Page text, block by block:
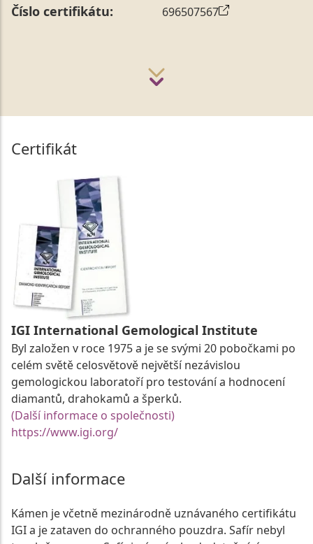
Číslo certifikátu: 696507567
Certifikát
IGI International Gemological Institute
Byl založen v roce 1975 a je se svými 20 pobočkami po
celém světě celosvětově největší nezávislou
gemologickou laboratoří pro testování a hodnocení
diamantů, drahokamů a šperků.
(Další informace o společnosti)
https://www.igi.org/
Další informace
Kámen je včetně mezinárodně uznávaného certifikátu
IGI a je zataven do ochranného pouzdra. Safír nebyl